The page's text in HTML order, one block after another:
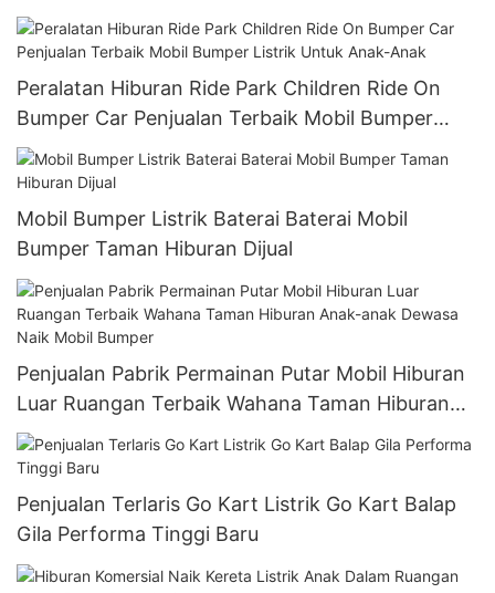
Peralatan Hiburan Ride Park Children Ride On
Bumper Car Penjualan Terbaik Mobil Bumper
Listrik Untuk Anak-Anak
Mobil Bumper Listrik Baterai Baterai Mobil
Bumper Taman Hiburan Dijual
Penjualan Pabrik Permainan Putar Mobil Hiburan
Luar Ruangan Terbaik Wahana Taman Hiburan
Anak-anak Dewasa Naik Mobil Bumper
Penjualan Terlaris Go Kart Listrik Go Kart Balap
Gila Performa Tinggi Baru